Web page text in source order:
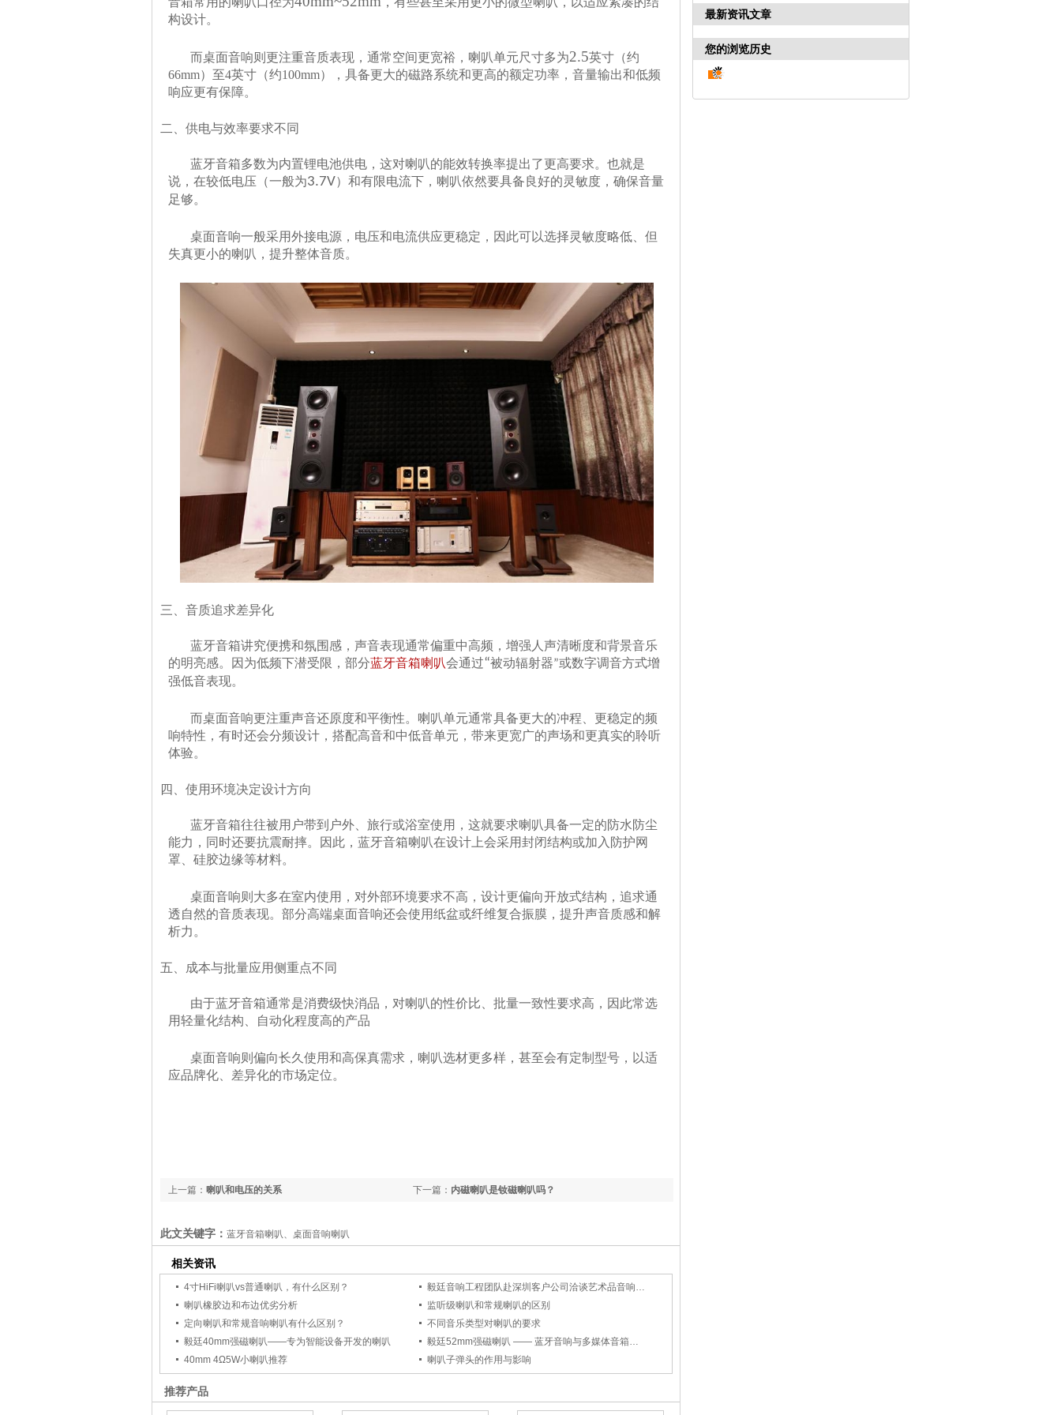
构设计。
而桌面音响则更注重音质表现，通常空间更宽裕，喇叭单元尺寸多为2.5英寸（约
66mm）至4英寸（约100mm）
，具备更大的磁路系统和更高的额定功率，音量输出和低频
响应更有保障。
二、供电与效率要求不同
蓝牙音箱多数为内置锂电池供电，这对喇叭的能效转换率提出了更高要求。也就是
说，在较低电压（一般为3.7V）和有限电流下，喇叭依然要具备良好的灵敏度，确保音量
足够。
桌面音响一般采用外接电源，电压和电流供应更稳定，因此可以选择灵敏度略低、但
失真更小的喇叭，提升整体音质。
三、音质追求差异化
蓝牙音箱讲究便携和氛围感 ，声音表现通常偏重中高频，增强人声清晰度和背景音乐
的明亮感。因为低频下潜受限，部分蓝牙音箱喇叭会通过“被动辐射器”或数字调音方式增
强低音表现。
而桌面音响更注重声音还原度和平衡性。喇叭单元通常具备更大的冲程、更稳定的频
响特性，有时还会分频设计，搭配高音和中低音单元，带来更宽广的声场和更真实的聆听
体验。
四、使用环境决定设计方向
蓝牙音箱往往被用户带到户外、旅行或浴室使用，这就要求喇叭具备一定的防水防尘
能力 ，同时还要抗震耐摔。因此，蓝牙音箱喇叭在设计上会采用封闭结构或加入防护网
罩、硅胶边缘等材料。
桌面音响则大多在室内使用，对外部环境要求不高，设计更偏向开放式结构，追求通
透自然的音质表现。部分高端桌面音响还会使用纸盆或纤维复合振膜 ，提升声音质感和解
析力。
五、成本与批量应用侧重点不同
由于蓝牙音箱通常是消费级快消品 ，对喇叭的性价比、批量一致性要求高，因此常选
用轻量化结构、自动化程度高的产品
桌面音响则偏向长久使用和高保真需求 ，喇叭选材更多样，甚至会有定制型号，以适
应品牌化、差异化的市场定位。
下一篇： 内磁喇叭是钕磁喇叭吗？
上一篇： 喇叭和电压的关系
此文关键字： 蓝牙音箱喇叭、桌面音响喇叭
相关资讯
4寸HiFi喇叭vs普通喇叭，有什么区别？
毅廷音响工程团队赴深圳客户公司洽谈艺术品音响喇叭开发
喇叭橡胶边和布边优劣分析
监听级喇叭和常规喇叭的区别
定向喇叭和常规音响喇叭有什么区别？
不同音乐类型对喇叭的要求
毅廷40mm强磁喇叭——专为智能设备开发的喇叭
毅廷52mm强磁喇叭 —— 蓝牙音响与多媒体音箱的优质之选
40mm 4Ω5W小喇叭推荐
喇叭子弹头的作用与影响
推荐产品
最新资讯文章
您的浏览历史